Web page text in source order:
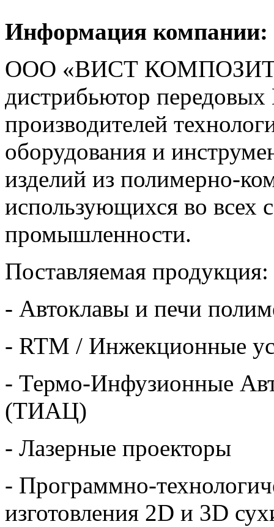
Информация компании:
ООО «ВИСТ
дистрибьютор
производителей
оборудования и
изделий из полимерно-
использующихся во всех
промышленности.
Поставляемая продукция:
- Автоклавы и печи
- RTM / Инжекционные
- Термо-Инфузионные
(ТИАЦ)
- Лазерные проекторы
- Программно-
изготовления 2D и 3D